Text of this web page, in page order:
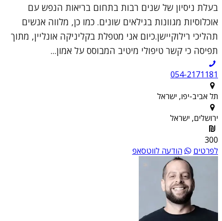
בעלת ניסיון של שנים רבות בתחום בריאות הנפש עם
אוכלוסיות מגוונות בגילאים שונים. כמו כן, מלווה אנשים
תהליכי רילוקיישן.כיום אני מטפלת בקליניקה אונליין, מתוך
תפיסה כי קשר טיפולי מיטיב המבוסס על אמון...
054-2171181
תל אביב-יפו, ישראל
ירושלים, ישראל
300
לפרטים
הודעה לווטסאפ